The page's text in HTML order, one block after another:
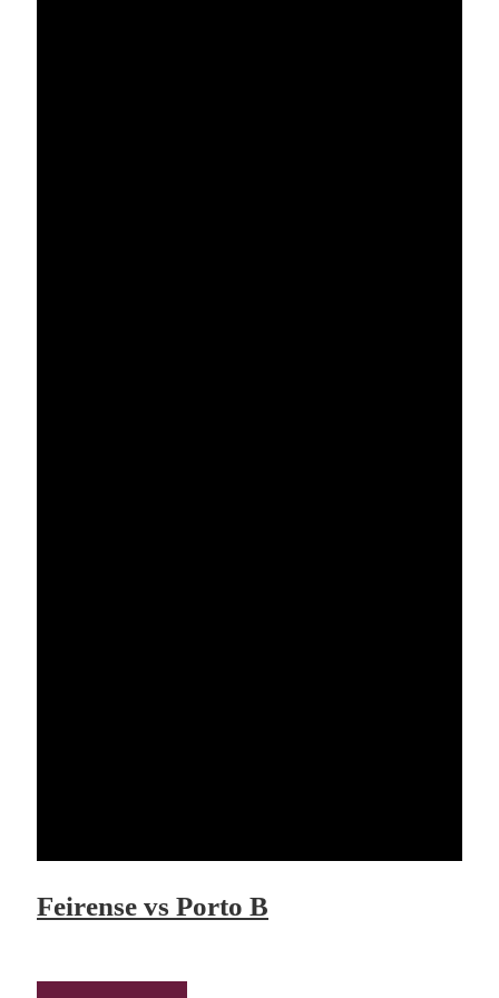
Feirense vs Porto B